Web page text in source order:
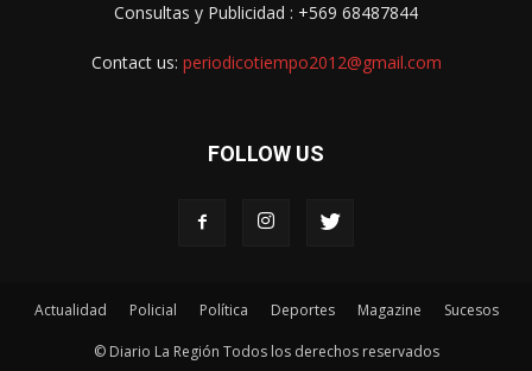
Consultas y Publicidad : +569 68487844
Contact us: periodicotiempo2012@gmail.com
FOLLOW US
Actualidad Policial Política Deportes Magazine Sucesos
© Diario La Región Todos los derechos reservados